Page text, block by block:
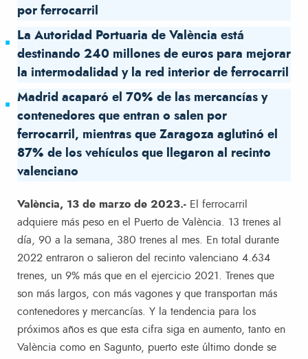
por ferrocarril
La Autoridad Portuaria de València está
destinando 240 millones de euros para mejorar
la intermodalidad y la red interior de ferrocarril
Madrid acaparó el 70% de las mercancías y
contenedores que entran o salen por
ferrocarril, mientras que Zaragoza aglutinó el
87% de los vehículos que llegaron al recinto
valenciano
València, 13 de marzo de 2023.- El ferrocarril
adquiere más peso en el Puerto de València. 13 trenes al
día, 90 a la semana, 380 trenes al mes. En total durante
2022 entraron o salieron del recinto valenciano 4.634
trenes, un 9% más que en el ejercicio 2021. Trenes que
son más largos, con más vagones y que transportan más
contenedores y mercancías. Y la tendencia para los
próximos años es que esta cifra siga en aumento, tanto en
València como en Sagunto, puerto este último donde se